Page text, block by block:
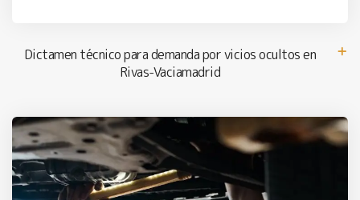
Dictamen técnico para demanda por vicios ocultos en
Rivas-Vaciamadrid